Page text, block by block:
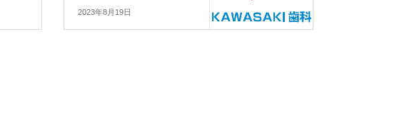
2023年8月19日